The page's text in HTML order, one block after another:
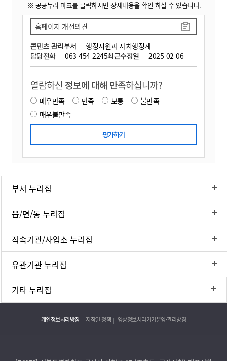
※ 공공누리 마크를 클릭하시면 상세내용을 확인 하실 수 있습니다.
콘텐츠 관리부서
행정지원과 자치행정계
담당전화
063-454-2245최근수정일 2025-02-06
홈페이지 개선의견
열람하신 정보에 대해 만족하십니까?
매우만족 만족 보통
불만족
매우불만족
부서 누리집
읍/면/동 누리집
직속기관/사업소 누리집
유관기관 누리집
기타 누리집
개인정보처리방침 저작권 정책 영상정보처리기기운영·관리방침